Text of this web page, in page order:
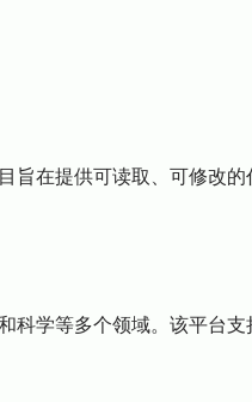
在提供可读取、可修改的
科学等多个领域。该平